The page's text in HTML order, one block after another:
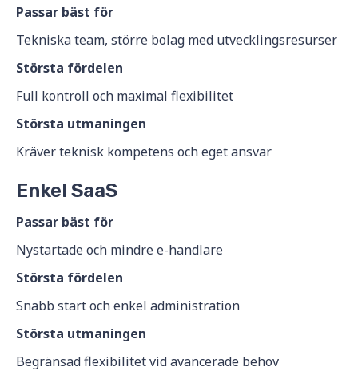
Passar bäst för
Tekniska team, större bolag med utvecklingsresurser
Största fördelen
Full kontroll och maximal flexibilitet
Största utmaningen
Kräver teknisk kompetens och eget ansvar
Enkel SaaS
Passar bäst för
Nystartade och mindre e-handlare
Största fördelen
Snabb start och enkel administration
Största utmaningen
Begränsad flexibilitet vid avancerade behov